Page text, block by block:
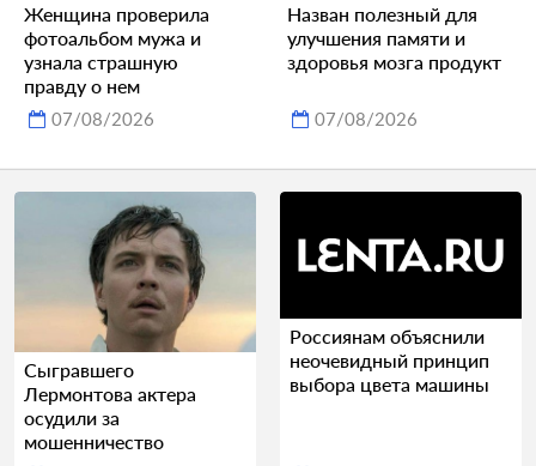
Женщина проверила
фотоальбом мужа и
узнала страшную
правду о нем
07/08/2026
Назван полезный для
улучшения памяти и
здоровья мозга продукт
07/08/2026
Сыгравшего
Лермонтова актера
осудили за
мошенничество
Россиянам объяснили
неочевидный принцип
выбора цвета машины